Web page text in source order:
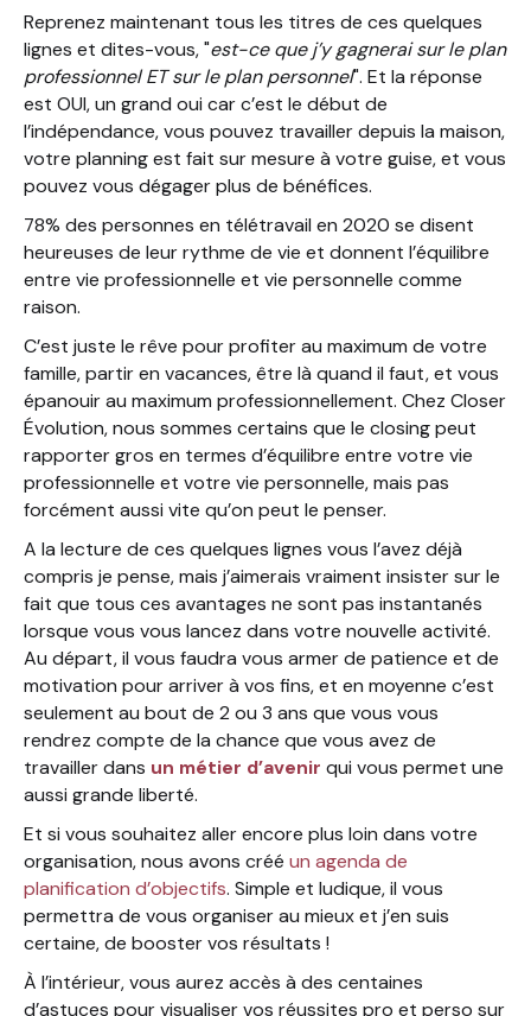
Reprenez maintenant tous les titres de ces quelques
lignes et dites-vous, "est-ce que j’y gagnerai sur le plan
professionnel ET sur le plan personnel". Et la réponse
est OUI, un grand oui car c’est le début de
l’indépendance, vous pouvez travailler depuis la maison,
votre planning est fait sur mesure à votre guise, et vous
pouvez vous dégager plus de bénéfices.
78% des personnes en télétravail en 2020 se disent
heureuses de leur rythme de vie et donnent l’équilibre
entre vie professionnelle et vie personnelle comme
raison.
C’est juste le rêve pour profiter au maximum de votre
famille, partir en vacances, être là quand il faut, et vous
épanouir au maximum professionnellement. Chez Closer
Évolution, nous sommes certains que le closing peut
rapporter gros en termes d’équilibre entre votre vie
professionnelle et votre vie personnelle, mais pas
forcément aussi vite qu’on peut le penser.
A la lecture de ces quelques lignes vous l’avez déjà
compris je pense, mais j’aimerais vraiment insister sur le
fait que tous ces avantages ne sont pas instantanés
lorsque vous vous lancez dans votre nouvelle activité.
Au départ, il vous faudra vous armer de patience et de
motivation pour arriver à vos fins, et en moyenne c’est
seulement au bout de 2 ou 3 ans que vous vous
rendrez compte de la chance que vous avez de
travailler dans un métier d’avenir qui vous permet une
aussi grande liberté.
Et si vous souhaitez aller encore plus loin dans votre
organisation, nous avons créé un agenda de
planification d’objectifs. Simple et ludique, il vous
permettra de vous organiser au mieux et j’en suis
certaine, de booster vos résultats !
À l’intérieur, vous aurez accès à des centaines
d’astuces pour visualiser vos réussites pro et perso sur